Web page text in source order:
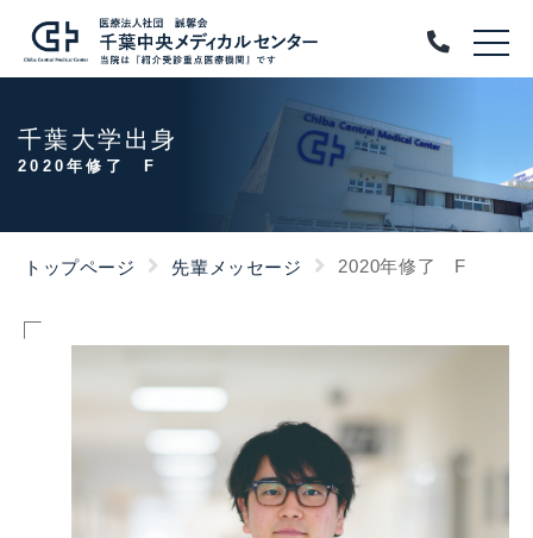
千葉大学出身
2020年修了 F
トップページ 先輩メッセージ 2020年修了 F